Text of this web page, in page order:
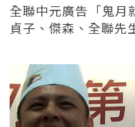
全聯中元廣告「鬼月
貞子、傑森、全聯先